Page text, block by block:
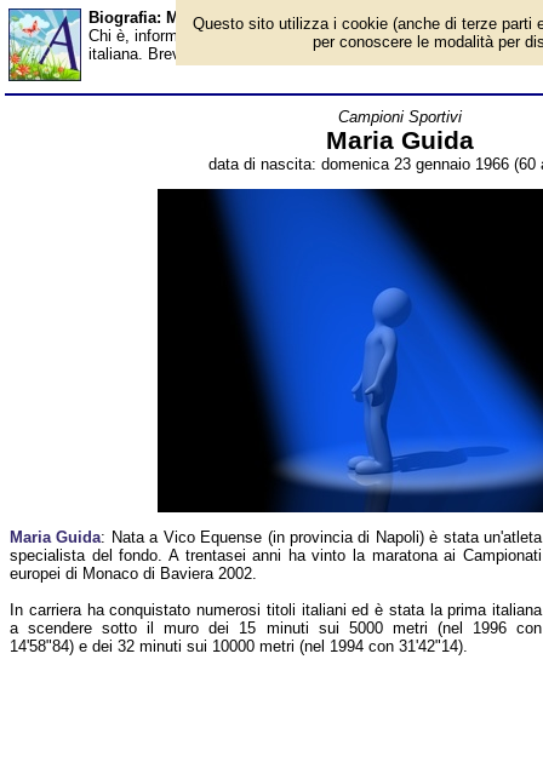
Biografia: Maria Guida - età - Almanacco
Chi è, informazioni, foto, qual è la data di nascita, età, dove è
italiana. Breve biografia. Voce dell'Almanacco.
Campioni Sportivi
Maria Guida
data di nascita: domenica 23 gennaio 1966 (60
Maria Guida: Nata a Vico Equense (in provincia di Napoli) è stata un'atleta
specialista del fondo. A trentasei anni ha vinto la maratona ai Campionati
europei di Monaco di Baviera 2002.
In carriera ha conquistato numerosi titoli italiani ed è stata la prima italiana
a scendere sotto il muro dei 15 minuti sui 5000 metri (nel 1996 con
14'58"84) e dei 32 minuti sui 10000 metri (nel 1994 con 31'42"14).
Questo sito utilizza i cookie (anche di terze parti
per conoscere le modalità per